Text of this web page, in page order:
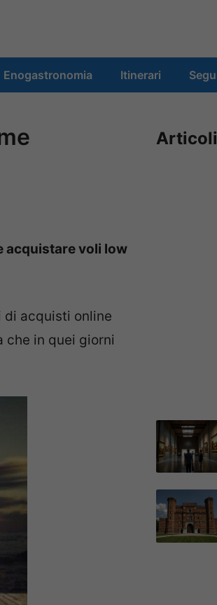
Enogastronomia Itinerari
acquistare voli low
di acquisti online
che in quei giorni